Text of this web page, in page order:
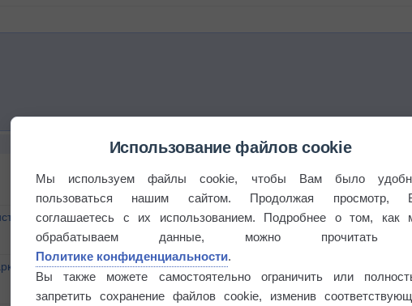
дни этого лета
Использование файлов cookie
Мы используем файлы cookie, чтобы Вам было
пользоваться нашим сайтом. Продолжая просмотр,
соглашаетесь с их использованием. Подробнее о том, как
обрабатываем данные, можно прочитать
Политике конфиденциальности.
Вы также можете самостоятельно ограничить или
запретить сохранение файлов cookie, изменив